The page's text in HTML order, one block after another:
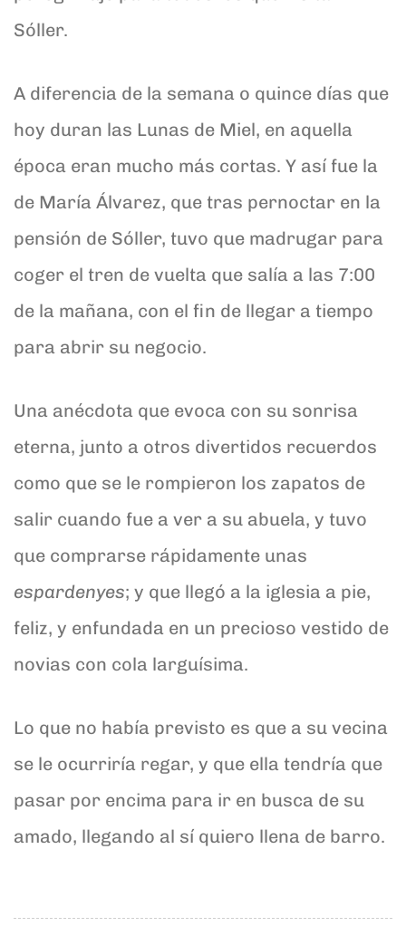
Sóller.
A diferencia de la semana o quince días que
hoy duran las Lunas de Miel, en aquella
época eran mucho más cortas. Y así fue la
de María Álvarez, que tras pernoctar en la
pensión de Sóller, tuvo que madrugar para
coger el tren de vuelta que salía a las 7:00
de la mañana, con el fin de llegar a tiempo
para abrir su negocio.
Una anécdota que evoca con su sonrisa
eterna, junto a otros divertidos recuerdos
como que se le rompieron los zapatos de
salir cuando fue a ver a su abuela, y tuvo
que comprarse rápidamente unas
espardenyes; y que llegó a la iglesia a pie,
feliz, y enfundada en un precioso vestido de
novias con cola larguísima.
Lo que no había previsto es que a su vecina
se le ocurriría regar, y que ella tendría que
pasar por encima para ir en busca de su
amado, llegando al sí quiero llena de barro.